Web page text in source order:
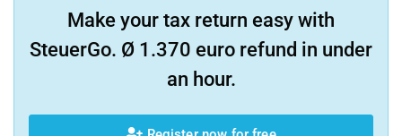
Make your tax return easy with
SteuerGo. Ø 1.370 euro refund in under
an hour.